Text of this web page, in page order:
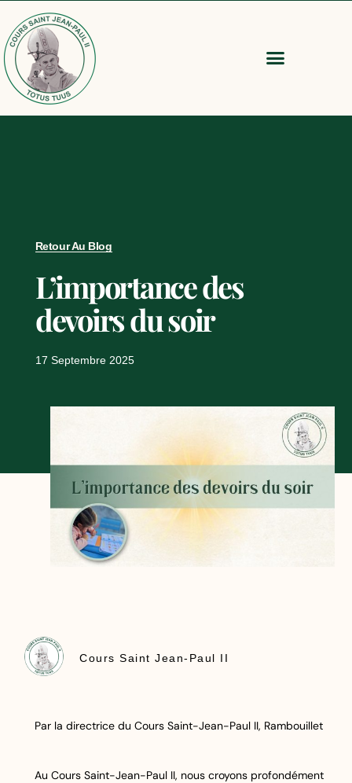
Retour Au Blog
L’importance des
devoirs du soir
17 Septembre 2025
Cours Saint Jean-Paul II
Par la directrice du Cours Saint-Jean-Paul II, Rambouillet
Au Cours Saint-Jean-Paul II, nous croyons profondément